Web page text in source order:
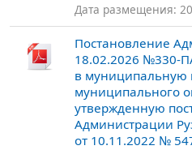
Дата размещения:
Постановление
18.02.2026 №330-
в муниципальную
муниципального
утвержденную
Администрации
от 10.11.2022 №